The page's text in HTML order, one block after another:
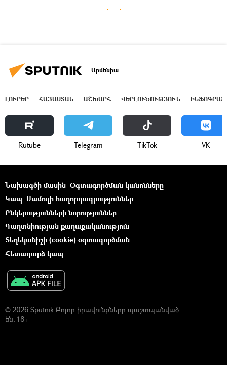
Արմենիա
ԼՈՒՐԵՐ ՀԱՅԱՍՏԱՆ ԱՇԽԱՐՀ ՎԵՐԼՈՒԾՈՒԹՅՈՒՆ
Rutube Telegram ТikТоk VK
Նախագծի մասին Օգտագործման կանոնները
Կապ Մամուլի հաղորդագրություններ
Ընկերությունների նորություններ
Գաղտնիության քաղաքականություն
Տեղեկանիշի (cookie) օգտագործման
Հետադարձ կապ
© 2026 Sputnik Բոլոր իրավունքները պաշտպանված
են. 18+